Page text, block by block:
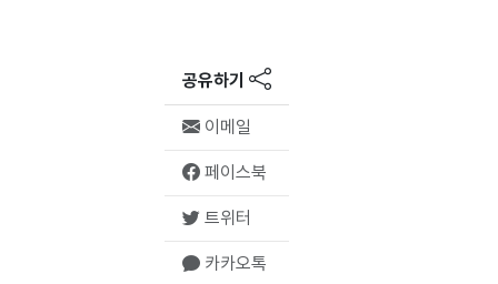
공유하기
이메일
페이스북
트위터
카카오톡